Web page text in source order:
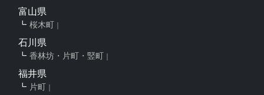
富山県
桜木町
石川県
香林坊・片町・竪町
福井県
片町